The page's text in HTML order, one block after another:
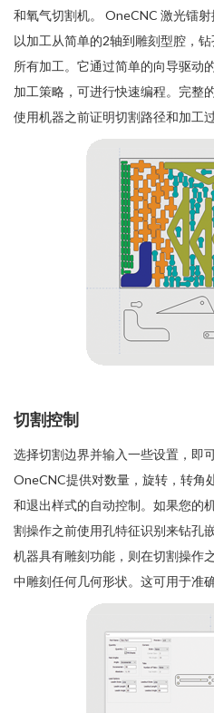
和氧气切割机。 OneCNC 激光镭
以加工从简单的2轴到雕刻型腔，
所有加工。它通过简单的向导驱动
加工策略，可进行快速编程。完整
使用机器之前证明切割路径和加工
切割控制
选择切割边界并输入一些设置，即
OneCNC提供对数量，旋转，转角
和退出样式的自动控制。如果您的
割操作之前使用孔特征识别来钻孔
机器具有雕刻功能，则在切割操作
中雕刻任何几何形状。这可用于准